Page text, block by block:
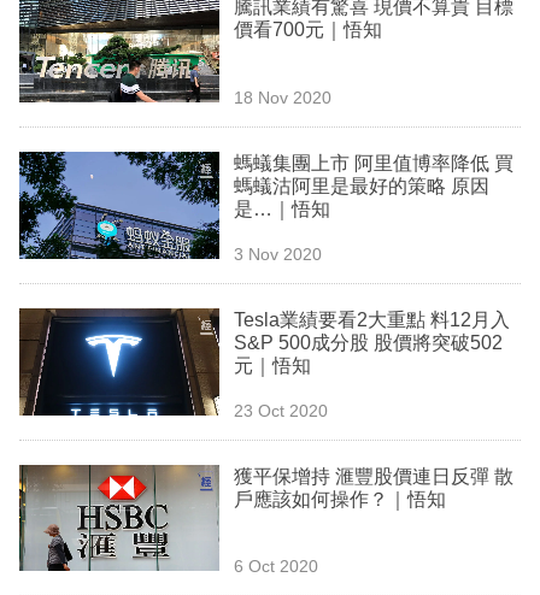
訂
閱
區
騰訊業績有驚喜 現價不算貴 目標
價看700元｜悟知
18 Nov 2020
螞蟻集團上市 阿里值博率降低 買
螞蟻沽阿里是最好的策略 原因
是…｜悟知
3 Nov 2020
Tesla業績要看2大重點 料12月入
S&P 500成分股 股價將突破502
元｜悟知
23 Oct 2020
獲平保增持 滙豐股價連日反彈 散
戶應該如何操作？｜悟知
6 Oct 2020